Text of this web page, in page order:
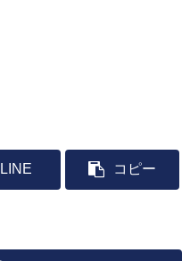
LINE コピー